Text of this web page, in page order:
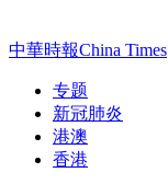
中華時報China Times
专题
新冠肺炎
港澳
香港